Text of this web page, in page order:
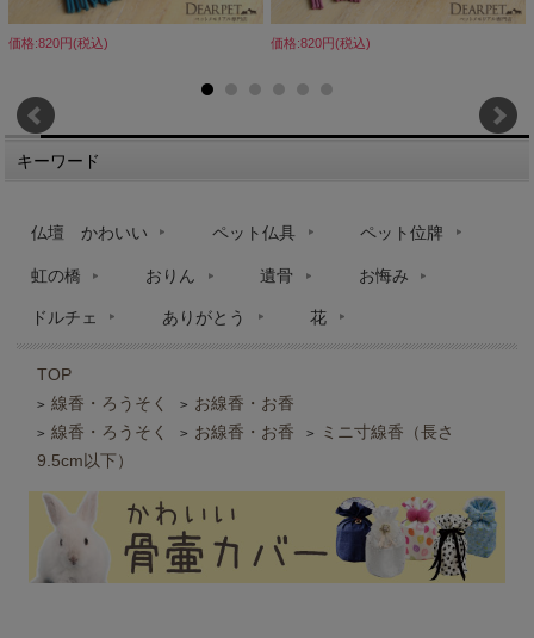
価格:820円(税込) 価格:820円(税込)
キーワード
仏壇 かわいい ペット仏具 ペット位牌
虹の橋 おりん 遺骨 お悔み
ドルチェ ありがとう 花
TOP
> 線香・ろうそく > お線香・お香
> 線香・ろうそく > お線香・お香 >
ミニ寸線香（長さ
9.5cm以下）